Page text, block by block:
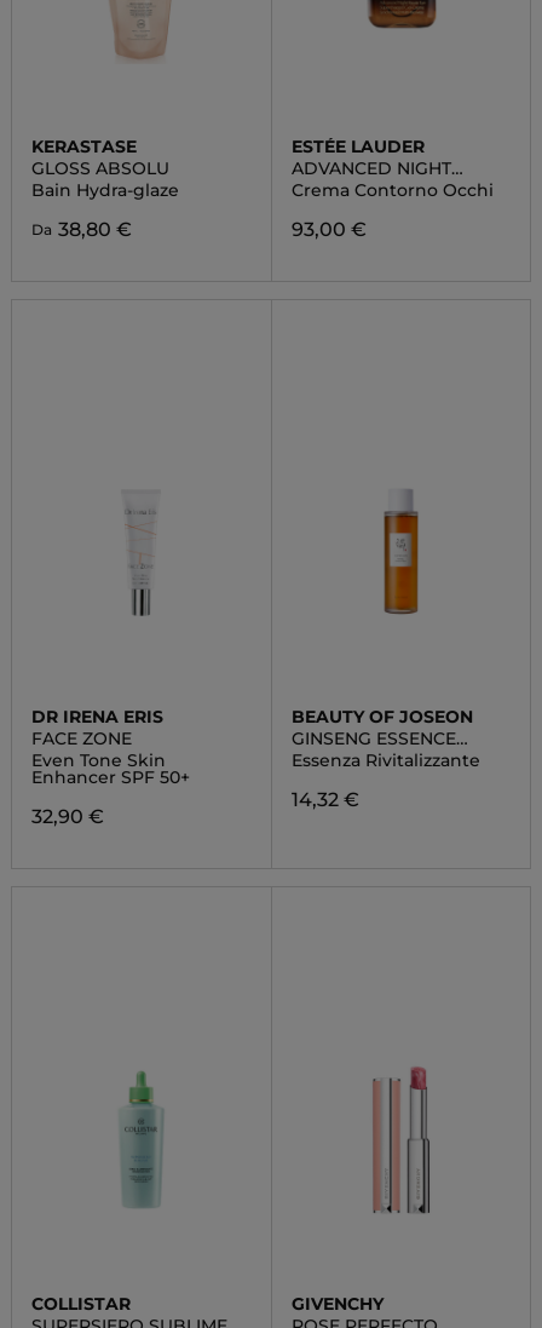
KERASTASE
GLOSS ABSOLU
Bain Hydra-glaze
Da 38,80 €
ESTÉE LAUDER
ADVANCED NIGHT
REPAIR EYE GEL CREAM
Crema Contorno Occhi
93,00 €
DR IRENA ERIS
FACE ZONE
Even Tone Skin
Enhancer SPF 50+
32,90 €
BEAUTY OF JOSEON
GINSENG ESSENCE
WATER
Essenza Rivitalizzante
14,32 €
COLLISTAR
GIVENCHY